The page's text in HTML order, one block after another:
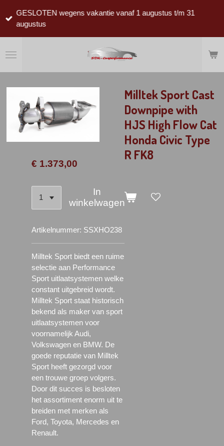
direct
hoofdinhoud
GESLOTEN wegens vakantie vanaf 1 augustus t/m 31
augustus
Milltek Sport Cast
Downpipe with
HJS High Flow Cat
Honda Civic Type
R FK8
€ 1.373,00
In
winkelwagen
Artikelnummer: SSXHO238
Milltek Sport biedt een ruime
selectie aan Performance
Sport uitlaatsystemen welke
constant uitgebreid wordt.
Milltek Sport staat historisch
bekend als maker van sport
uitlaatsystemen voor
voornamelijk Audi,
Volkswagen en BMW. De
goede reputatie van Milltek
Sport heeft gezorgd voor
een trouwe groep volgers.
Door dit succes is besloten
het assortiment enorm uit te
breiden met merken als
Ford, Toyota, Mercedes en
Renault.